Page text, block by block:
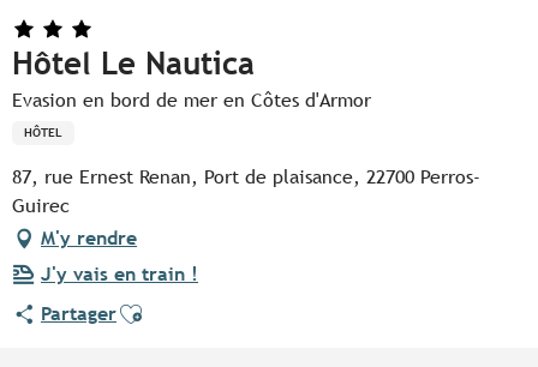
Hôtel Le Nautica
Evasion en bord de mer en Côtes d'Armor
HÔTEL
87, rue Ernest Renan, Port de plaisance, 22700 Perros-
Guirec
M'y rendre
J'y vais en train !
PartagerAjouter aux favoris